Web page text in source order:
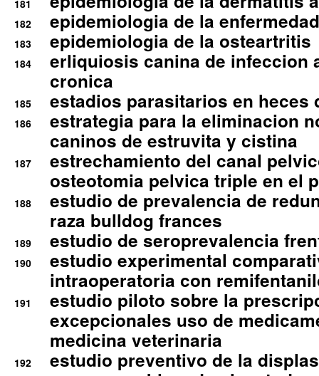
181
182 epidemiologia de la
183 epidemiologia de la osteartritis
184
erliquiosis canina de infeccion
cronica
185 estadios parasitarios en heces
186
estrategia para la eliminacion
caninos de estruvita y cistina
187
estrechamiento del canal
osteotomia pelvica triple en el
188
estudio de prevalencia de
raza bulldog frances
189 estudio de seroprevalencia
190
estudio experimental
intraoperatoria con
191
estudio piloto sobre la
excepcionales uso de
medicina veterinaria
192
estudio preventivo de la